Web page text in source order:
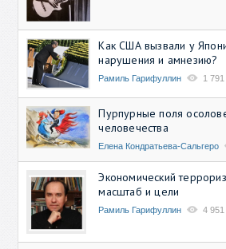
Как США вызвали у
нарушения и амнезию?
Рамиль Гарифуллин 1 791
Пурпурные поля
человечества
Елена Кондратьева-Сальгеро
Экономический
масштаб и цели
Рамиль Гарифуллин 4 951